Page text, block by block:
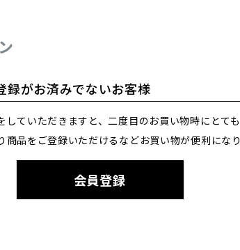
録がお済みでないお客様
していただきますと、二度目のお買い物時にとても
商品をご登録いただけるなどお買い物が便利になり
会員登録